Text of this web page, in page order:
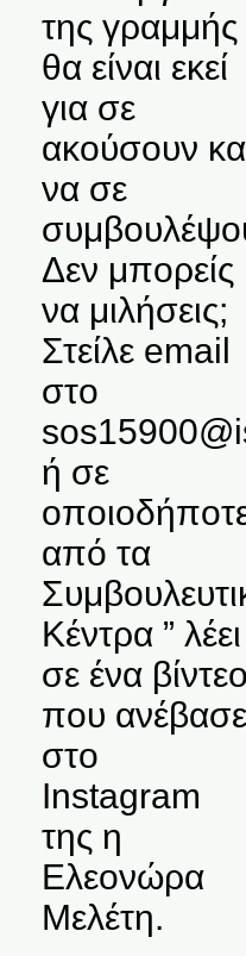
της γραμμής
θα είναι εκεί
για σε
ακούσουν
να σε
Δεν μπορείς
να μιλήσεις;
Στείλε email
στο
ή σε
από τα
Κέντρα ” λέει
σε ένα βίντεο
που ανέβασε
στο
Instagram
της η
Ελεονώρα
Μελέτη.